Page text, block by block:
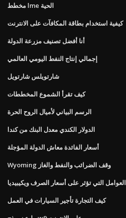
مخطط lme الحية
كيفية استخدام بطاقة المكافآت على الانترنت
أنا أفضل تصنيف مزرعة الدولة
إجمالي إنتاج النفط اليومي العالمي
شارتويلس شارتويل
كيف تقرأ الشموع المخططات
الرسم البياني لأميال الروح الحرة
الدولار الكندي معدل البنك من كندا
أسعار الفائدة معاش الدولة المؤجلة
Wyoming وقف الضرائب والنفط والغاز
العوامل التي تؤثر على أسعار الصرف ويكيبيديا
كيف التجارة تأجير السيارات في العمل